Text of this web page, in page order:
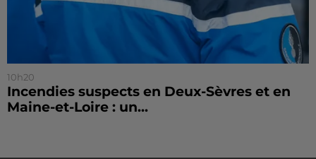
10h20
Incendies suspects en Deux-Sèvres et en
Maine-et-Loire : un...